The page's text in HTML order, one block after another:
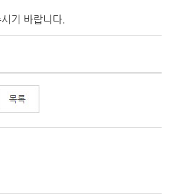
기 바랍니다.